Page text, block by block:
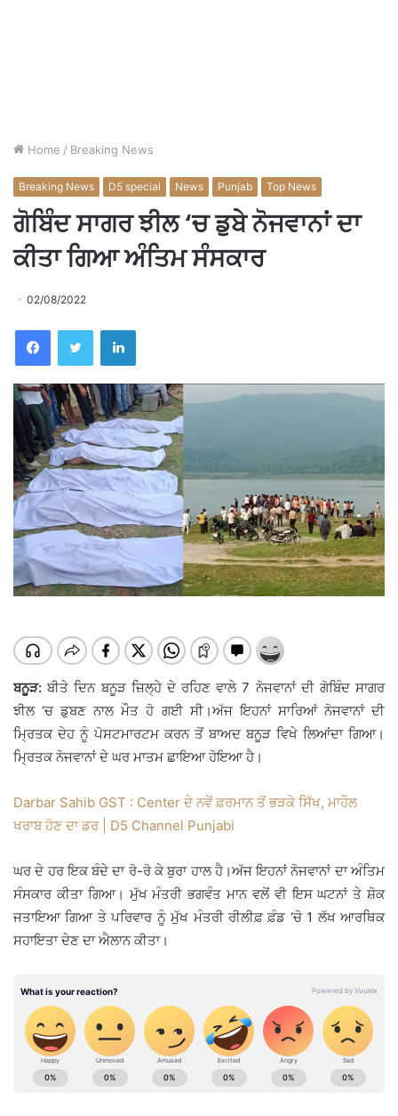
Home / Breaking News
Breaking News D5 special News Punjab Top News
ਗੋਬਿੰਦ ਸਾਗਰ ਝੀਲ ‘ਚ ਡੁਬੇ ਨੋਜਵਾਨਾਂ ਦਾ
ਕੀਤਾ ਗਿਆ ਅੰਤਿਮ ਸੰਸਕਾਰ
02/08/2022
ਬਨੂੜ: ਬੀਤੇ ਦਿਨ ਬਨੂੜ ਜ਼ਿਲ੍ਹੇ ਦੇ ਰਹਿਣ ਵਾਲੇ 7 ਨੋਜਵਾਨਾਂ ਦੀ ਗੋਬਿੰਦ ਸਾਗਰ
ਝੀਲ ‘ਚ ਡੁਬਣ ਨਾਲ ਮੌਤ ਹੋ ਗਈ ਸੀ।ਅੱਜ ਇਹਨਾਂ ਸਾਰਿਆਂ ਨੋਜਵਾਨਾਂ ਦੀ
ਮ੍ਰਿਤਕ ਦੇਹ ਨੂੰ ਪੋਸਟਮਾਰਟਮ ਕਰਨ ਤੋਂ ਬਾਅਦ ਬਨੂੜ ਵਿਖੇ ਲਿਆਂਦਾ ਗਿਆ।
ਮ੍ਰਿਤਕ ਨੋਜਵਾਨਾਂ ਦੇ ਘਰ ਮਾਤਮ ਛਾਇਆ ਹੋਇਆ ਹੈ।
Darbar Sahib GST : Center ਦੇ ਨਵੇਂ ਫ਼ਰਮਾਨ ਤੋਂ ਭੜਕੇ ਸਿੱਖ, ਮਾਹੌਲ
ਖਰਾਬ ਹੋਣ ਦਾ ਡਰ | D5 Channel Punjabi
ਘਰ ਦੇ ਹਰ ਇਕ ਬੰਦੇ ਦਾ ਰੋ-ਰੋ ਕੇ ਬੁਰਾ ਹਾਲ ਹੈ।ਅੱਜ ਇਹਨਾਂ ਨੋਜਵਾਨਾਂ ਦਾ ਅੰਤਿਮ
ਸੰਸਕਾਰ ਕੀਤਾ ਗਿਆ। ਮੁੱਖ ਮੰਤਰੀ ਭਗਵੰਤ ਮਾਨ ਵਲੋਂ ਵੀ ਇਸ ਘਟਨਾਂ ਤੇ ਸ਼ੋਕ
ਜਤਾਇਆ ਗਿਆ ਤੇ ਪਰਿਵਾਰ ਨੂੰ ਮੁੱਖ ਮੰਤਰੀ ਰੀਲੀਫ਼ ਫ਼ੰਡ ‘ਚੋ 1 ਲੱਖ ਆਰਥਿਕ
ਸਹਾਇਤਾ ਦੇਣ ਦਾ ਐਲਾਨ ਕੀਤਾ।